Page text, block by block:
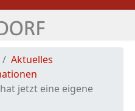
Aktuelles
jetzt eine eigene